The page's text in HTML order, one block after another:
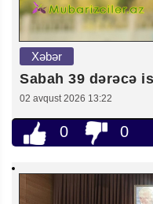
Xəbər
Sabah 39 dərəcə
02 avqust 2026 13:22
0 0